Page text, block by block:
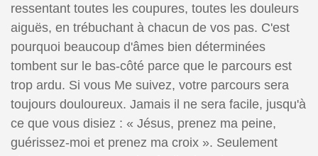
ressentant toutes les coupures, toutes les douleurs
aiguës, en trébuchant à chacun de vos pas. C'est
pourquoi beaucoup d'âmes bien déterminées
tombent sur le bas-côté parce que le parcours est
trop ardu. Si vous Me suivez, votre parcours sera
toujours douloureux. Jamais il ne sera facile, jusqu'à
ce que vous disiez : « Jésus, prenez ma peine,
guérissez-moi et prenez ma croix ». Seulement